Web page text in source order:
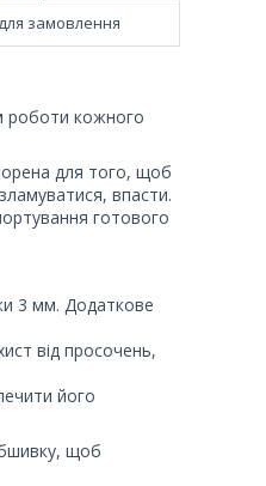
замовлення
роботи кожного
для того, щоб
впасти.
готового
3 мм. Додаткове
від просочень,
його
щоб